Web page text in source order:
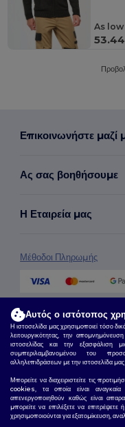
As low
Επικοινωνήστε μαζί
Ας σας βοηθήσουμε
Η Εταιρεία μας
Μέθοδοι Πληρωμής
Μέθοδοι Αποστολής
Ακολουθήστε μας
Αυτός ο ιστότοπος
Η ιστοσελίδα μας χρησιμοποιεί τόσο
λειτουργικότητας, την
ιστοσελίδας και την εξασφάλιση
συμπεριλαμβανομένου του
αλληλεπιδράσεων με την ιστοσελίδα μας
Μπορείτε να διαχειριστείτε τις
cookies, τα οποία είναι αναγκαία
απενεργοποιηθούν καθώς είναι
μπορείτε να επιλέξετε να
χρησιμοποιούνται για εξατομίκευση,